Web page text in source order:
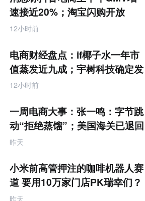
速接近20%；淘宝闪购开放
MCP能力丨零售电商周报
12小时前
电商财经盘点：if椰子水一年市
值蒸发近九成；宇树科技确定发
行价格为150.80元/股
12小时前
一周电商大事：张一鸣：字节跳
动“拒绝蒸馏”；美国海关已退回
约1000亿美元关税
昨天
小米前高管押注的咖啡机器人赛
道 要用10万家门店PK瑞幸们？
昨天